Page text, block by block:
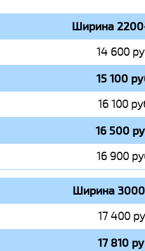
Ширина
14 600
15 100
16 100
16 500
16 900
Ширина
17 400
17 810